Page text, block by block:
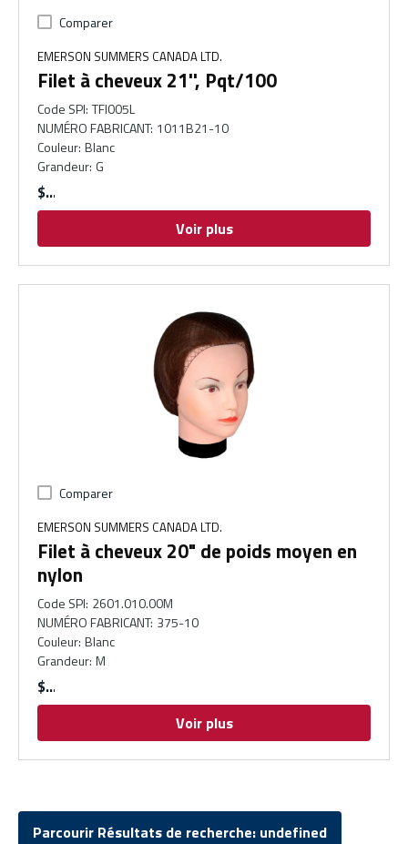
Comparer
EMERSON SUMMERS CANADA LTD.
Filet à cheveux 21'', Pqt/100
Code SPI: TFI005L
NUMÉRO FABRICANT: 1011B21-10
Couleur: Blanc
Grandeur: G
$
Voir plus
Comparer
EMERSON SUMMERS CANADA LTD.
Filet à cheveux 20" de poids moyen en
nylon
Code SPI: 2601.010.00M
NUMÉRO FABRICANT: 375-10
Couleur: Blanc
Grandeur: M
$
Voir plus
Parcourir Résultats de recherche: undefined